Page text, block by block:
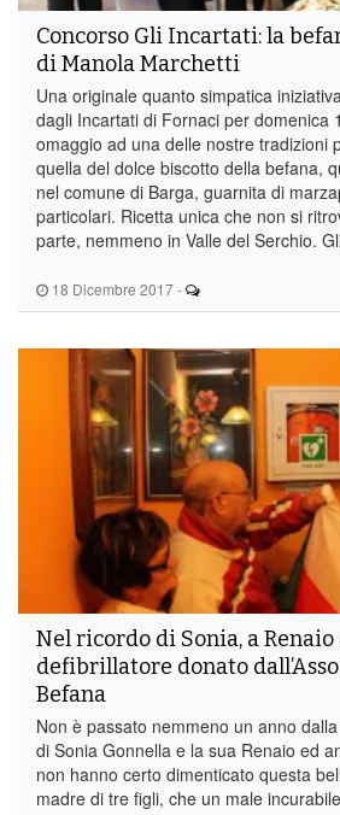
18 Dicembre 2017 -
Concorso Gli Incartati: la
di Manola Marchetti
Una originale quanto simpatica
dagli Incartati di Fornaci per domenica
omaggio ad una delle nostre tradizioni
quella del dolce biscotto della befana,
nel comune di Barga, guarnita di
particolari. Ricetta unica che non si
parte, nemmeno in Valle del Serchio.
Nel ricordo di Sonia, a Renaio
defibrillatore donato
Befana
Non è passato nemmeno un anno
di Sonia Gonnella e la sua Renaio ed
non hanno certo dimenticato questa
madre di tre figli, che un male